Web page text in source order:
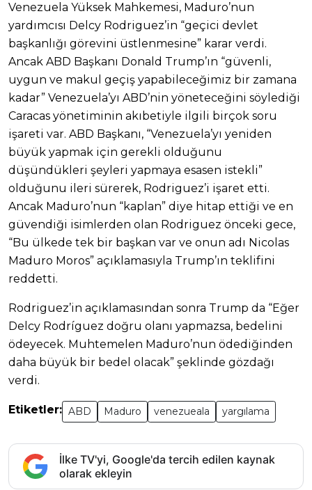
Venezuela Yüksek Mahkemesi, Maduro’nun
yardımcısı Delcy Rodriguez’in “geçici devlet
başkanlığı görevini üstlenmesine” karar verdi.
Ancak ABD Başkanı Donald Trump’ın “güvenli,
uygun ve makul geçiş yapabileceğimiz bir zamana
kadar” Venezuela’yı ABD’nin yöneteceğini söylediği
Caracas yönetiminin akıbetiyle ilgili birçok soru
işareti var. ABD Başkanı, “Venezuela’yı yeniden
büyük yapmak için gerekli olduğunu
düşündükleri şeyleri yapmaya esasen istekli”
olduğunu ileri sürerek, Rodriguez’i işaret etti.
Ancak Maduro’nun “kaplan” diye hitap ettiği ve en
güvendiği isimlerden olan Rodriguez önceki gece,
“Bu ülkede tek bir başkan var ve onun adı Nicolas
Maduro Moros” açıklamasıyla Trump’ın teklifini
reddetti.
Rodriguez’in açıklamasından sonra Trump da “Eğer
Delcy Rodríguez doğru olanı yapmazsa, bedelini
ödeyecek. Muhtemelen Maduro’nun ödediğinden
daha büyük bir bedel olacak” şeklinde gözdağı
verdi.
Etiketler: ABD Maduro venezueala yargılama
İlke TV'yi, Google'da tercih edilen kaynak
olarak ekleyin